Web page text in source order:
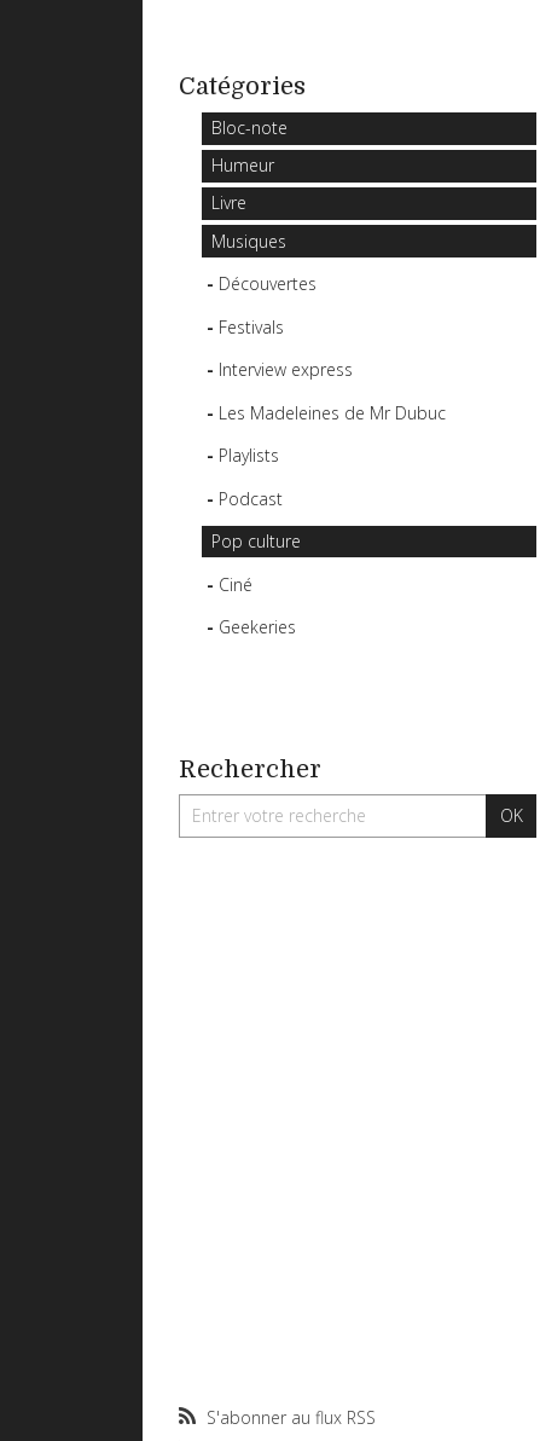
Catégories
Bloc-note
Humeur
Livre
Musiques
Découvertes
Festivals
Interview express
Les Madeleines de Mr Dubuc
Playlists
Podcast
Pop culture
Ciné
Geekeries
Rechercher
S'abonner au flux RSS